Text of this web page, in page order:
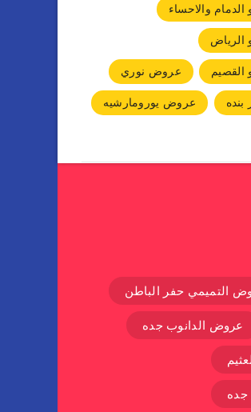
والاحساء
عروض نوري
عروض يورومارشيه
التميمي حفر الباطن
عروض الدانوب جده